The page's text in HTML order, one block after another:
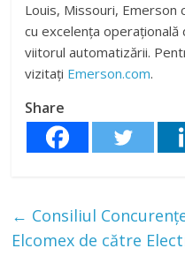
Louis, Missouri, Emerson
cu excelența
viitorul automatizării.
vizitați Emerson.com.
Share
← Consiliul
Elcomex de către